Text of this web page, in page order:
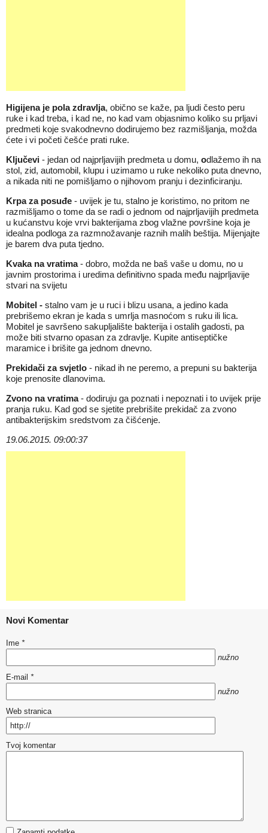
Higijena je pola zdravlja, obično se kaže, pa ljudi često peru
ruke i kad treba, i kad ne, no kad vam objasnimo koliko su prljavi
predmeti koje svakodnevno dodirujemo bez razmišljanja, možda
ćete i vi početi češće prati ruke.
Ključevi - jedan od najprljavijih predmeta u domu, odlažemo ih na
stol, zid, automobil, klupu i uzimamo u ruke nekoliko puta dnevno,
a nikada niti ne pomišljamo o njihovom pranju i dezinficiranju.
Krpa za posuđe - uvijek je tu, stalno je koristimo, no pritom ne
razmišljamo o tome da se radi o jednom od najprljavijih predmeta
u kućanstvu koje vrvi bakterijama zbog vlažne površine koja je
idealna podloga za razmnožavanje raznih malih beštija. Mijenjajte
je barem dva puta tjedno.
Kvaka na vratima- dobro, možda ne baš vaše u domu, no u
javnim prostorima i uredima definitivno spada među najprljavije
stvari na svijetu
Mobitel - stalno vam je u ruci i blizu usana, a jedino kada
prebrišemo ekran je kada s umrlja masnoćom s ruku ili lica.
Mobitel je savršeno sakupljalište bakterija i ostalih gadosti, pa
može biti stvarno opasan za zdravlje. Kupite antiseptičke
maramice i brišite ga jednom dnevno.
Prekidači za svjetlo - nikad ih ne peremo, a prepuni su bakterija
koje prenosite dlanovima.
Zvono na vratima- dodiruju ga poznati i nepoznati i to uvijek prije
pranja ruku. Kad god se sjetite prebrišite prekidač za zvono
antibakterijskim sredstvom za čišćenje.
19.06.2015. 09:00:37
Novi Komentar
Ime *
nužno
E-mail *
nužno
Web stranica
Tvoj komentar